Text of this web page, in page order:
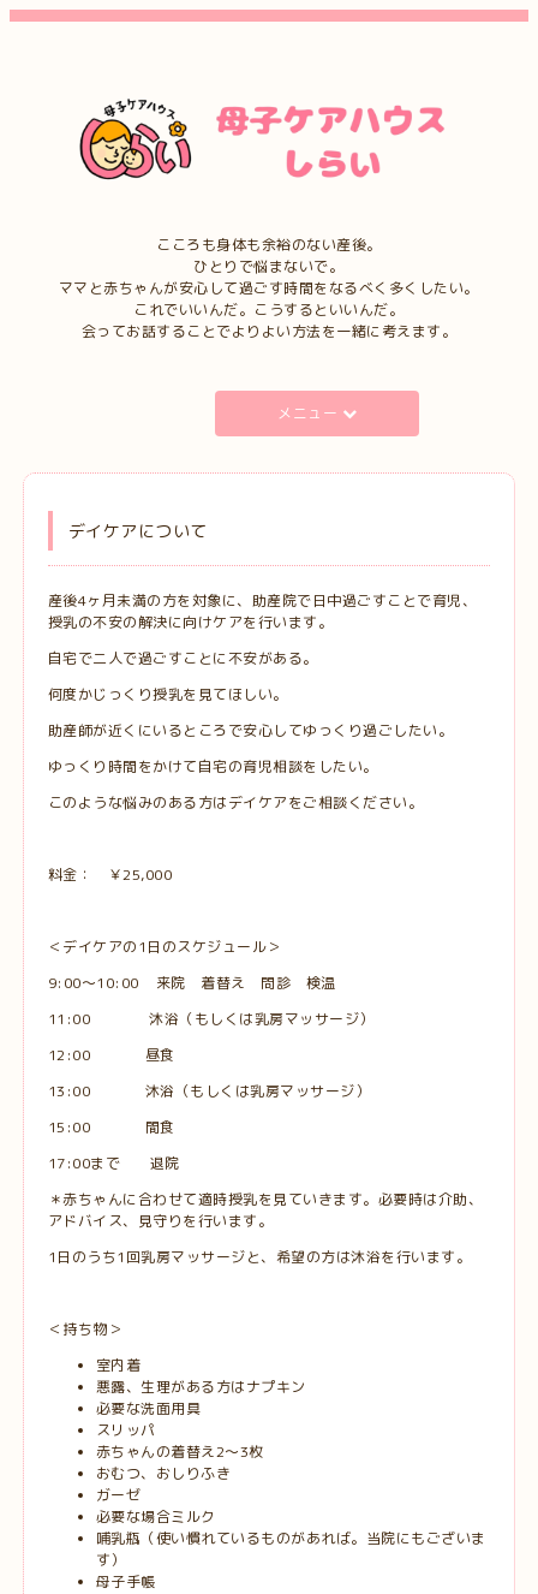
こころも身体も余裕のない産後。
ひとりで悩まないで。
ママと赤ちゃんが安心して過ごす時間をなるべく多くしたい。
これでいいんだ。こうするといいんだ。
会ってお話することでよりよい方法を一緒に考えます。
メニュー
デイケアについて
産後4ヶ月未満の方を対象に、助産院で日中過ごすことで育児、
授乳の不安の解決に向けケアを行います。
自宅で二人で過ごすことに不安がある。
何度かじっくり授乳を見てほしい。
助産師が近くにいるところで安心してゆっくり過ごしたい。
ゆっくり時間をかけて自宅の育児相談をしたい。
このような悩みのある方はデイケアをご相談ください。
料金： ￥25,000
＜デイケアの1日のスケジュール＞
9:00〜10:00 来院 着替え 問診 検温
11:00 沐浴（もしくは乳房マッサージ）
12:00 昼食
13:00 沐浴（もしくは乳房マッサージ）
15:00 間食
17:00まで 退院
＊赤ちゃんに合わせて適時授乳を見ていきます。必要時は介助、
アドバイス、見守りを行います。
1日のうち1回乳房マッサージと、希望の方は沐浴を行います。
＜持ち物＞
室内着
悪露、生理がある方はナプキン
必要な洗面用具
スリッパ
赤ちゃんの着替え2〜3枚
おむつ、おしりふき
ガーゼ
必要な場合ミルク
哺乳瓶（使い慣れているものがあれば。当院にもございま
す）
母子手帳